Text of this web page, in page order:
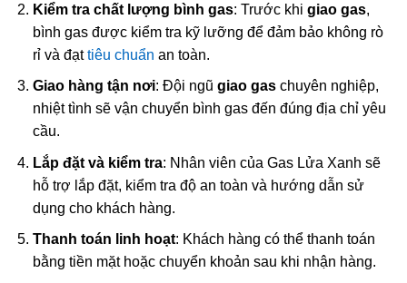
Kiểm tra chất lượng bình gas: Trước khi giao gas,
bình gas được kiểm tra kỹ lưỡng để đảm bảo không rò
rỉ và đạttiêu chuẩn an toàn.
Giao hàng tận nơi: Đội ngũ giao gaschuyên nghiệp,
nhiệt tình sẽ vận chuyển bình gas đến đúng địa chỉ yêu
cầu.
Lắp đặt và kiểm tra: Nhân viên của Gas Lửa Xanh sẽ
hỗ trợ lắp đặt, kiểm tra độ an toàn và hướng dẫn sử
dụng cho khách hàng.
Thanh toán linh hoạt: Khách hàng có thể thanh toán
bằng tiền mặt hoặc chuyển khoản sau khi nhận hàng.